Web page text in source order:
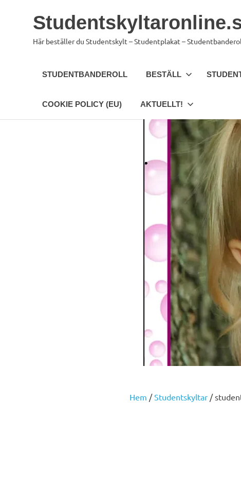
Här beställer du Studentskylt – Studentplakat –
STUDENTBANDEROLL BESTÄLL
COOKIE POLICY (EU) AKTUELLT!
Hem /Studentskyltar /